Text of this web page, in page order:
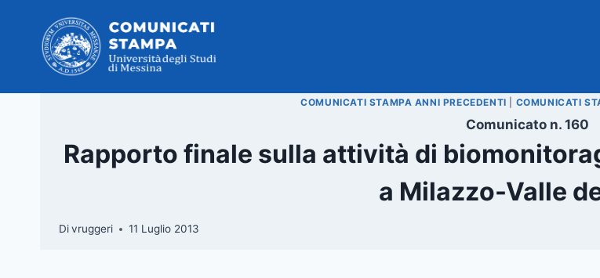
contenuto
COMUNICATI STAMPA ANNI PRECEDENTI COMUNICATI
Comunicato n. 160
Rapporto finale sulla attività di
a Milazzo-Valle
Divruggeri 11 Luglio 2013